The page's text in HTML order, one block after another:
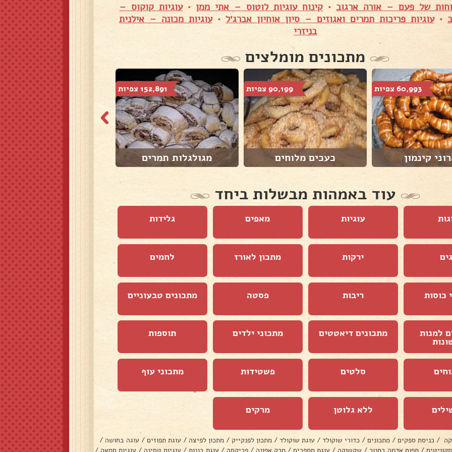
של פעם – אורה ארגוב •קינוח עוגיות לוטוס – אתי ממן •עוגיות קוקוס –
•עוגיות פריכות תמרים ואגוזים – סיון אוחיון אברג׳ל •עוגיות מכונה – אילנית
בניזרי
מתכונים מומלצים
60,993 צפיות
קינמון
90,199 צפיות
כעכים מלוחים
152,891 צפיות
מגולגלות תמרים
עוד באמהות מבשלות ביחד
עוגיות מאפים גלידות
ירקות מתכון לאורז לחמים
כוסות ריבות פסטה מתכונים טבעוניים
למנות מתכונים דיאטטים מתכוני ילדים תוספות
סלטים פשטידות מתכוני עוף
ללא גלוטן מרקים
/ כניסת ספקים / מתכונים / כדורי שוקולד / עוגת שוקולד / מתכון לפנקייק / מתכון לפיצה / עוגת תפוזים / עוגה בחושה /